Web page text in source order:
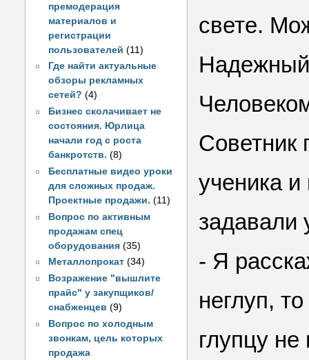
премодерация
материалов и
регистрации
пользователей(11)
Где найти актуальные
обзоры рекламных
сетей? (4)
Бизнес сколачивает не
состояния. Юрлица
начали год с роста
банкротств. (8)
Бесплатные видео уроки
для сложных продаж.
Проектные продажи. (11)
Вопрос по активным
продажам спец
оборудования (35)
Металлопрокат (34)
Возражение "вышлите
прайс" у закупщиков/
снабженцев (9)
Вопрос по холодным
звонкам, цель которых
продажа
свете.
Советник
ученика
задавали
- Я
неглуп,
глупцу не